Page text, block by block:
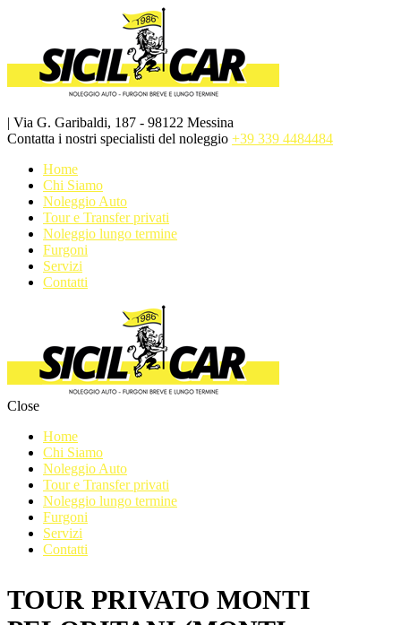
| Via G. Garibaldi, 187 - 98122 Messina
Contatta i nostri specialisti del noleggio +39 339 4484484
Home
Chi Siamo
Noleggio Auto
Tour e Transfer privati
Noleggio lungo termine
Furgoni
Servizi
Contatti
Close
Home
Chi Siamo
Noleggio Auto
Tour e Transfer privati
Noleggio lungo termine
Furgoni
Servizi
Contatti
TOUR PRIVATO MONTI